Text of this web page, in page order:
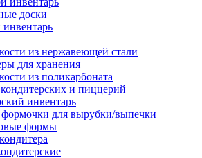
доски
из нержавеющей стали
для хранения
из поликарбоната
и пиццерий
инвентарь
для вырубки/выпечки
формы